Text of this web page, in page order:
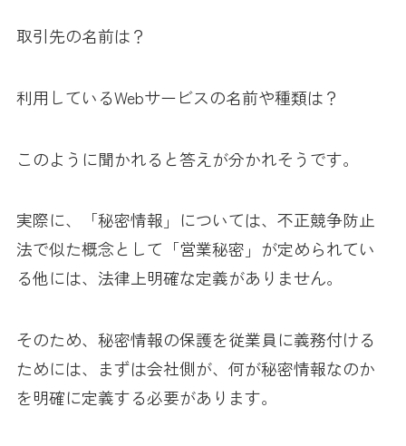
取引先の名前は？
利用しているWebサービスの名前や種類は？
このように聞かれると答えが分かれそうです。
実際に、「秘密情報」については、不正競争防止
法で似た概念として「営業秘密」が定められてい
る他には、法律上明確な定義がありません。
そのため、秘密情報の保護を従業員に義務付ける
ためには、まずは会社側が、何が秘密情報なのか
を明確に定義する必要があります。